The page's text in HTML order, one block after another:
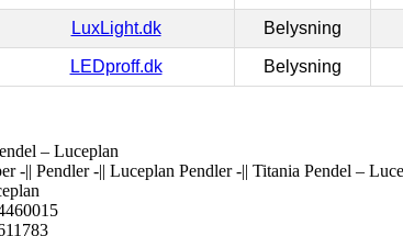
LuxLight.dk Belysning
LEDproff.dk Belysning
– Luceplan
-|| Pendler -|| Luceplan Pendler -|| Titania Pendel –